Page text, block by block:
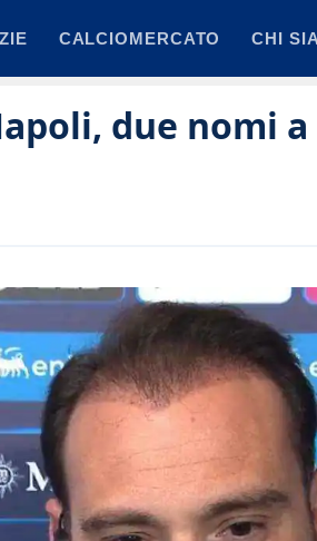
CALCIOMERCATO CHI
due nomi